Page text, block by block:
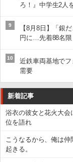
ろ！』中学生2人
9
【8月8日】「銀
円に…先着88名限
10
近鉄車両基地で
需要
新着記事
浴衣の彼女と花火大
位を語れ
こうなるから、俺は
起きる。